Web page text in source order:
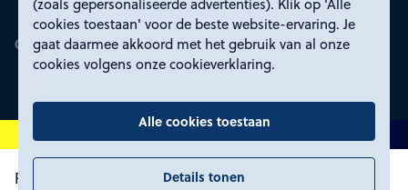
(zoals gepersonaliseerde advertenties). Klik op 'Alle
cookies toestaan' voor de beste website-ervaring. Je
gaat daarmee akkoord met het gebruik van al onze
cookies volgens onze cookieverklaring.
Alle cookies toestaan
Details tonen
Proclaimer en toegankelijkheid Privacyverklaring